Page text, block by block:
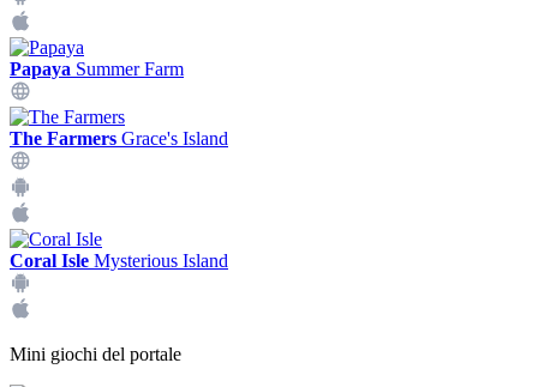
Papaya Summer Farm
The Farmers Grace's Island
Coral Isle Mysterious Island
Mini giochi del portale